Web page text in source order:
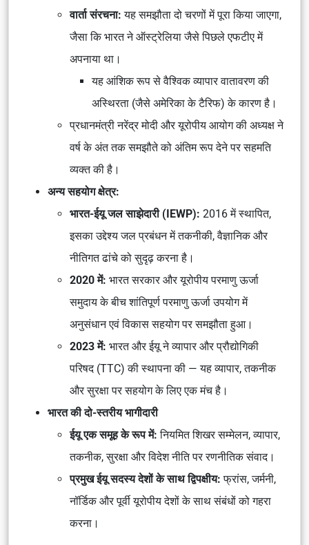
वार्ता संरचना:यह समझौता दो चरणों में पूरा किया जाएगा,
जैसा कि भारत ने ऑस्ट्रेलिया जैसे पिछले एफटीए में
अपनाया था।
यह आंशिक रूप से वैश्विक व्यापार वातावरण की
अस्थिरता (जैसे अमेरिका के टैरिफ) के कारण है।
प्रधानमंत्री नरेंद्र मोदी और यूरोपीय आयोग की अध्यक्ष ने
वर्ष के अंत तक समझौते को अंतिम रूप देने पर सहमति
व्यक्त की है।
अन्य सहयोग क्षेत्र:
भारत-ईयू जल साझेदारी (IEWP): 2016 में स्थापित,
इसका उद्देश्य जल प्रबंधन में तकनीकी, वैज्ञानिक और
नीतिगत ढांचे को सुदृढ़ करना है।
2020 में: भारत सरकार और यूरोपीय परमाणु ऊर्जा
समुदाय के बीच शांतिपूर्ण परमाणु ऊर्जा उपयोग में
अनुसंधान एवं विकास सहयोग पर समझौता हुआ।
2023 में: भारत और ईयू ने व्यापार और प्रौद्योगिकी
परिषद (TTC) की स्थापना की — यह व्यापार, तकनीक
और सुरक्षा पर सहयोग के लिए एक मंच है।
भारत की दो-स्तरीय भागीदारी
ईयू एक समूह के रूप में: नियमित शिखर सम्मेलन, व्यापार,
तकनीक, सुरक्षा और विदेश नीति पर रणनीतिक संवाद।
प्रमुख ईयू सदस्य देशों के साथ द्विपक्षीय:फ्रांस, जर्मनी,
नॉर्डिक और पूर्वी यूरोपीय देशों के साथ संबंधों को गहरा
करना।